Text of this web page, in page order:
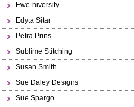
Ewe-niversity
Edyta Sitar
Petra Prins
Sublime Stitching
Susan Smith
Sue Daley Designs
Sue Spargo